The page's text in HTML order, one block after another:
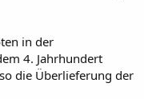
in der
4. Jahrhundert
die Überlieferung der